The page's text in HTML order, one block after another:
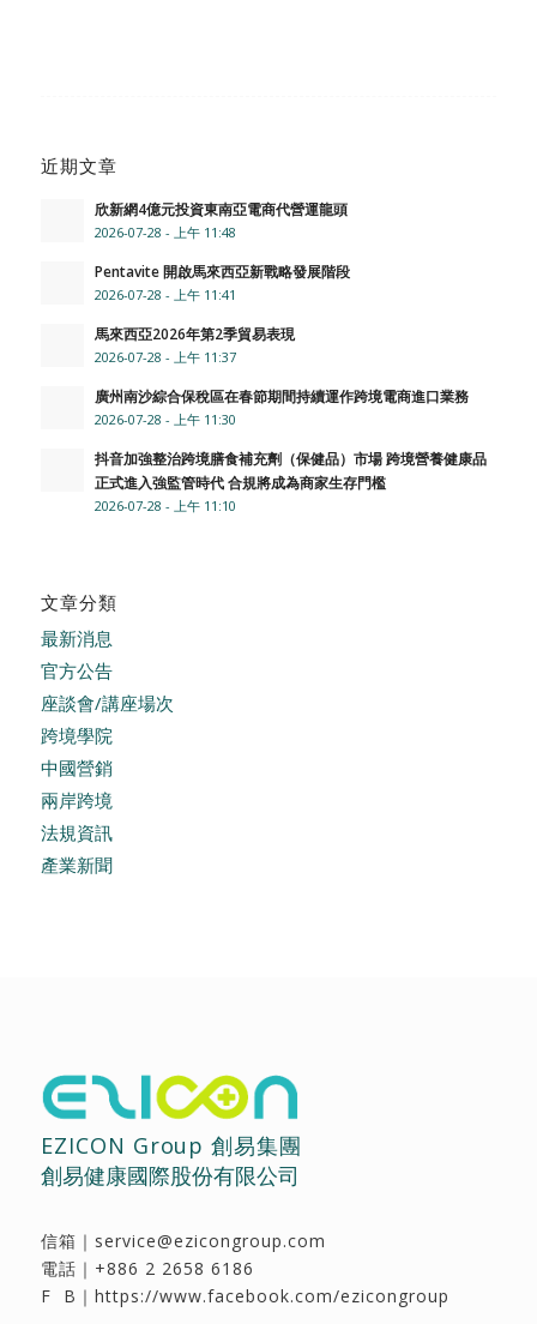
近期文章
欣新網4億元投資東南亞電商代營運龍頭
2026-07-28 - 上午 11:48
Pentavite 開啟馬來西亞新戰略發展階段
2026-07-28 - 上午 11:41
馬來西亞2026年第2季貿易表現
2026-07-28 - 上午 11:37
廣州南沙綜合保稅區在春節期間持續運作跨境電商進口業務
2026-07-28 - 上午 11:30
抖音加強整治跨境膳食補充劑（保健品）市場 跨境營養健康品
正式進入強監管時代 合規將成為商家生存門檻
2026-07-28 - 上午 11:10
文章分類
最新消息
官方公告
座談會/講座場次
跨境學院
中國營銷
兩岸跨境
法規資訊
產業新聞
EZICON Group 創易集團
創易健康國際股份有限公司
信箱｜ service@ezicongroup.com
電話｜ +886 2 2658 6186
F B｜ https://www.facebook.com/ezicongroup